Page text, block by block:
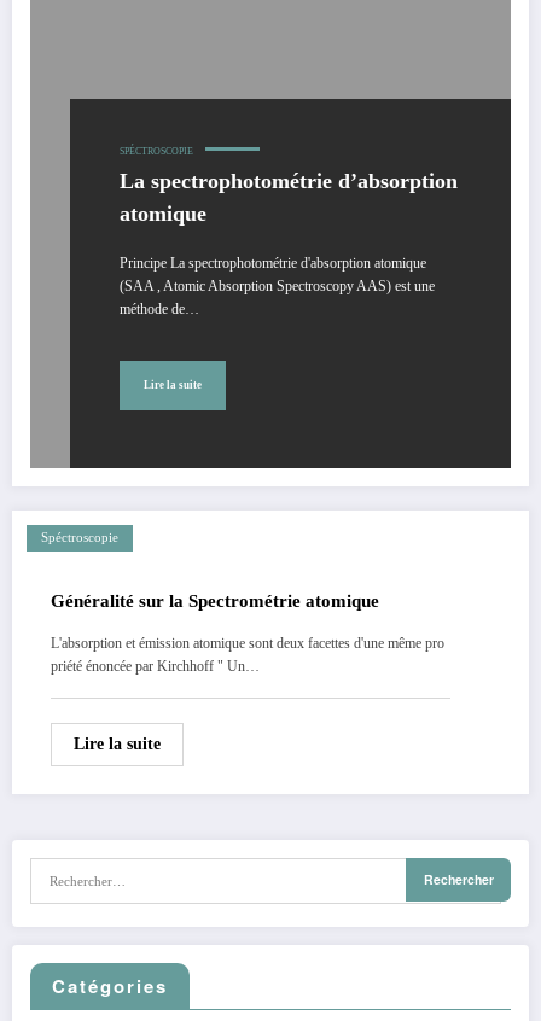
SPÉCTROSCOPIE
La spectrophotométrie d’absorption
atomique
Principe La spectrophotométrie d'absorption atomique
(SAA , Atomic Absorption Spectroscopy AAS) est une
méthode de…
Lire la suite
Spéctroscopie
Généralité sur la Spectrométrie atomique
L'absorption et émission atomique sont deux facettes d'une même pro
priété énoncée par Kirchhoff " Un…
Lire la suite
Catégories